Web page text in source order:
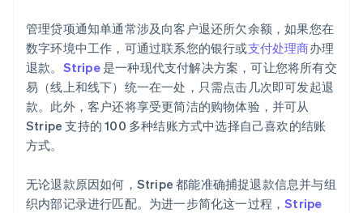
管理贷项通知单通常涉及向客户退还所欠余额，如果您在
数字环境中工作，可通过联系您的银行或支付处理商办理
退款。 Stripe是一种现代支付解决方案，可让您将所有交
易（线上和线下）统一在一处，只需点击几次即可发起退
款。此外，客户还将享受更简洁的购物体验，并可从
Stripe 支持的 100 多种结账方式中选择自己喜欢的结账
方式。
无论退款原因如何，Stripe 都能准确捕捉退款信息并与组
织内部记录进行匹配。为进一步简化这一过程，Stripe